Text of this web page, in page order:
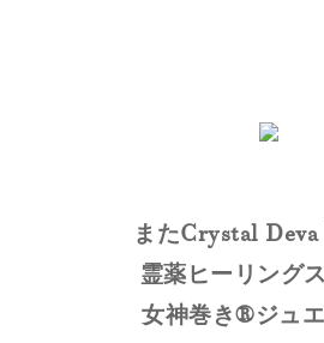
またCrystal
霊薬ヒーリング
女神巻き®ジュ